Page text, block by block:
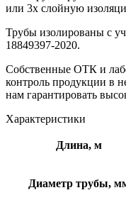
или 3х слойную
Трубы изолированы с
18849397-2020.
Собственные ОТК и
контроль продукции в
нам гарантировать
Характеристики
Длина, м
Диаметр трубы,